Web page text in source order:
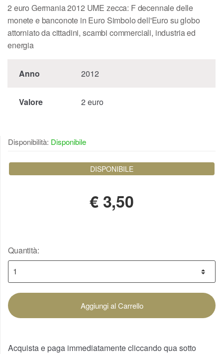
2 euro Germania 2012 UME zecca: F decennale delle
monete e banconote in Euro Simbolo dell'Euro su globo
attorniato da cittadini, scambi commerciali, industria ed
energia
Anno 2012
Valore 2 euro
Disponibilità: Disponibile
DISPONIBILE
€ 3,50
Quantità:
Aggiungi al Carrello
Acquista e paga immediatamente cliccando qua sotto